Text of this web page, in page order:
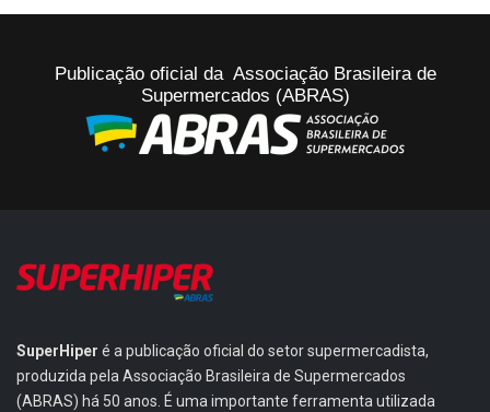
Publicação oficial da Associação Brasileira de
Supermercados (ABRAS)
SuperHiper é a publicação oficial do setor supermercadista,
produzida pela Associação Brasileira de Supermercados
(ABRAS) há 50 anos. É uma importante ferramenta utilizada